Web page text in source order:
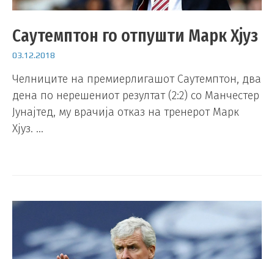
Саутемптон го отпушти Марк Хјуз
03.12.2018
Челниците на премиерлигашот Саутемптон, два
дена по нерешениот резултат (2:2) со Манчестер
Јунајтед, му врачија отказ на тренерот Марк
Хјуз. …